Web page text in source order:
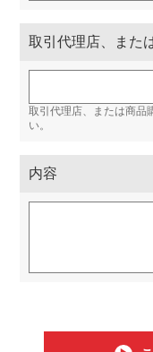
取引代理店、また
取引代理店、または商品
い。
内容